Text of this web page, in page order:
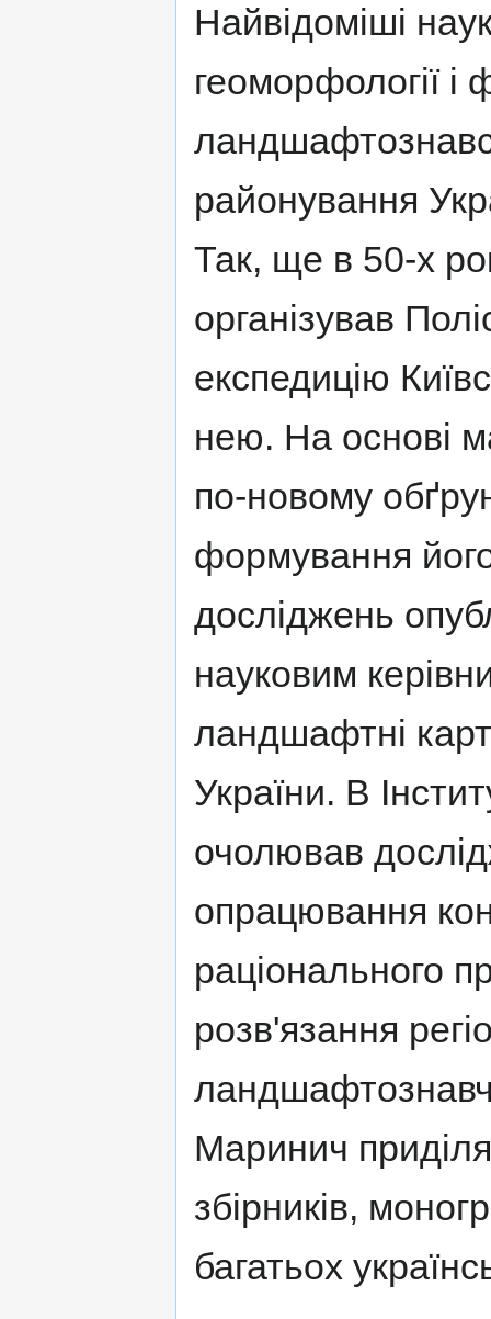
Найвідоміші
геоморфології і
районування
Так, ще в 50-х
організував
експедицію
нею. На основі
по-новому
формування
досліджень
науковим
ландшафтні
України. В
очолював
опрацювання
раціонального
розв'язання
Маринич
збірників,
багатьох